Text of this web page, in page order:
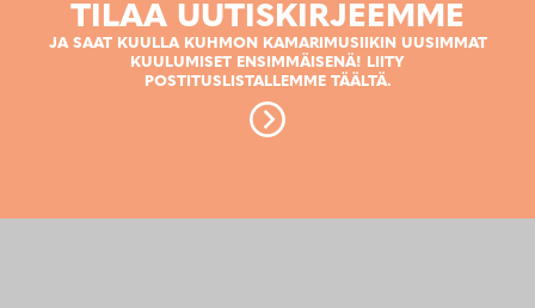
TILAA UUTISKIRJEEMME
JA SAAT KUULLA KUHMON KAMARIMUSIIKIN UUSIMMAT
KUULUMISET ENSIMMÄISENÄ! LIITY
POSTITUSLISTALLEMME TÄÄLTÄ.